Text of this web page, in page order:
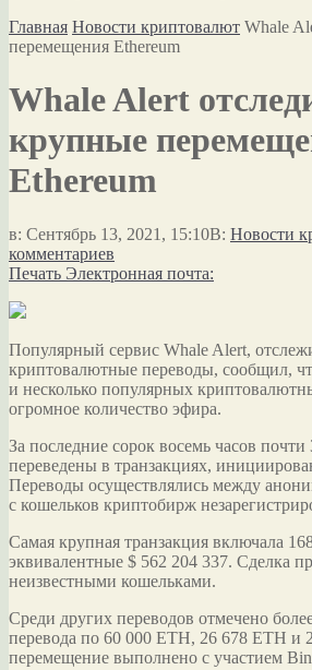
Главная Новости криптовалют Whale
перемещения Ethereum
Whale Alert
крупные
Ethereum
в: Сентябрь 13, 2021, 15:10В: Новости
комментариев
Печать Электронная почта:
Популярный сервис Whale Alert,
криптовалютные переводы, сообщил,
и несколько популярных
огромное количество эфира.
За последние сорок восемь часов
переведены в транзакциях,
Переводы осуществлялись между
с кошельков криптобирж
Самая крупная транзакция включала
эквивалентные $ 562 204 337. Сделка
неизвестными кошельками.
Среди других переводов отмечено
перевода по 60 000 ETH, 26 678 ETH и
перемещение выполнено с участием